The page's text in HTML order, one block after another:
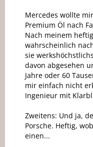
Mercedes wollte
Premium Öl nach
Nach meinem
wahrscheinlich
sie
davon abgesehen
Jahre oder 60
mir einfach nicht
Ingenieur mit
Zweitens: Und ja,
Porsche. Heftig,
einen...